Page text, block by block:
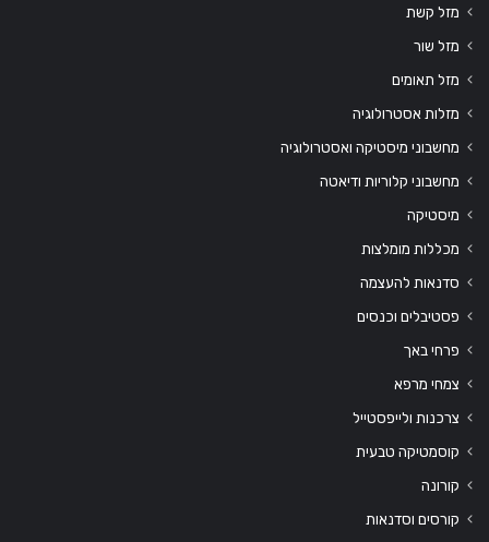
מזל קשת
מזל שור
מזל תאומים
מזלות אסטרולוגיה
מחשבוני מיסטיקה ואסטרולוגיה
מחשבוני קלוריות ודיאטה
מיסטיקה
מכללות מומלצות
סדנאות להעצמה
פסטיבלים וכנסים
פרחי באך
צמחי מרפא
צרכנות ולייפסטייל
קוסמטיקה טבעית
קורונה
קורסים וסדנאות